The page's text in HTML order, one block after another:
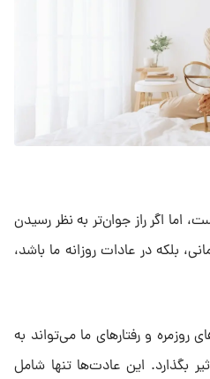
اگر راز جوان‌تر به نظر رسیدن
بلکه در عادات روزانه ما باشد،
و رفتار‌های ما می‌تواند به
بگذارد. این عادت‌ها تنها شامل